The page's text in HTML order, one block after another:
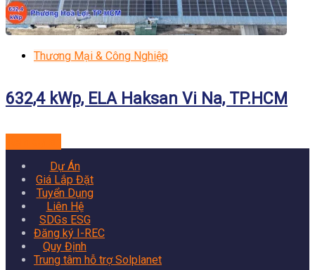
Thương Mại & Công Nghiệp
632,4 kWp, ELA Haksan Vi Na, TP.HCM
Dự Án
Giá Lắp Đặt
Tuyển Dụng
Liên Hệ
SDGs ESG
Đăng ký I-REC
Quy Định
Trung tâm hỗ trợ Solplanet